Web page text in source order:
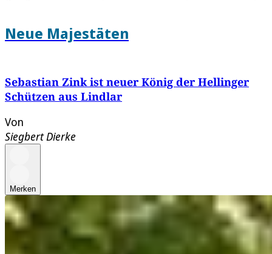
Neue Majestäten
Sebastian Zink ist neuer König der Hellinger
Schützen aus Lindlar
Von
Siegbert Dierke
Merken